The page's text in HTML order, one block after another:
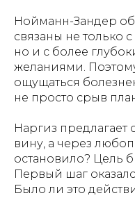
Нойманн-Зандер
связаны не только
но и с более
желаниями.
ощущаться
не просто срыв
Наргиз предлагает
вину, а через
остановило? Цель
Первый шаг
Было ли это